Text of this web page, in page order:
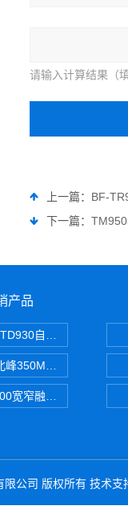
请输入计算结果（
上一篇： BF-
下一篇：
产品
自组网对讲机
峰350M对讲机 PDT数
宽窄融合对讲机
公司 版权所有 技术支